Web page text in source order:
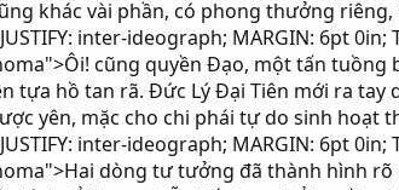
khác vài phần, có phong thưởng
inter-ideograph; MARGIN: 6pt 0in;
cũng quyền Đạo, một tấn
tựa hồ tan rã. Đức Lý Đại Tiên mới ra
yên, mặc cho chi phái tự do sinh hoạt
inter-ideograph; MARGIN: 6pt 0in;
dòng tư tưởng đã thành hình